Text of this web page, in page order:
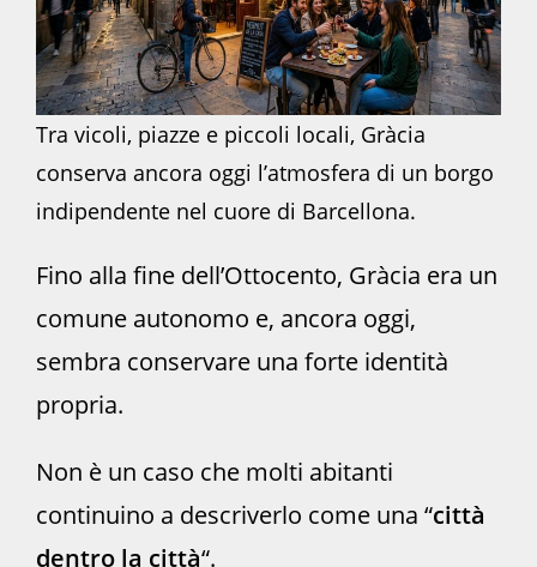
Tra vicoli, piazze e piccoli locali, Gràcia
conserva ancora oggi l’atmosfera di un borgo
indipendente nel cuore di Barcellona.
Fino alla fine dell’Ottocento, Gràcia era un
comune autonomo e, ancora oggi,
sembra conservare una forte identità
propria.
Non è un caso che molti abitanti
continuino a descriverlo come una “città
dentro la città“.